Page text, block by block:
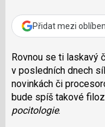
Přidat mezi
Rovnou se ti laskavý
v posledních dnech
novinkách či
bude spíš takové
pocitologie.